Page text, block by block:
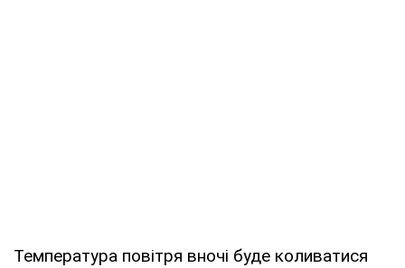
Температура повітря вночі буде коливатися